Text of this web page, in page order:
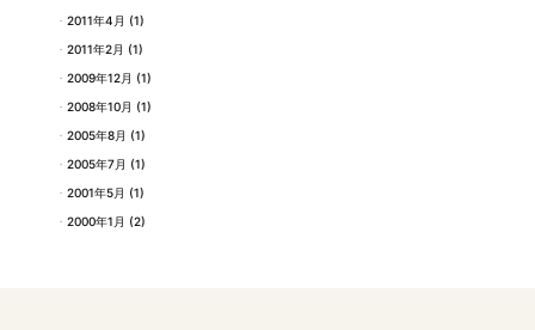
2011年4月 (1)
2011年2月 (1)
2009年12月 (1)
2008年10月 (1)
2005年8月 (1)
2005年7月 (1)
2001年5月 (1)
2000年1月 (2)